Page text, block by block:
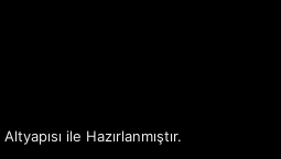
Altyapısı ile Hazırlanmıştır.